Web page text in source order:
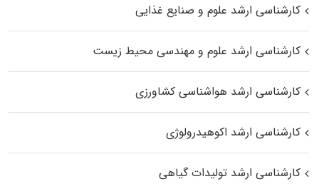
کارشناسی ارشد علوم و صنایع غذایی
کارشناسی ارشد علوم و مهندسی محیط زیست
کارشناسی ارشد هواشناسی کشاورزی
کارشناسی ارشد اکوهیدرولوژی
کارشناسی ارشد تولیدات گیاهی